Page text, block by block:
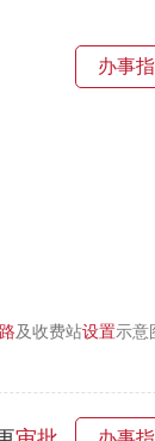
办事
路及收费站设置示意